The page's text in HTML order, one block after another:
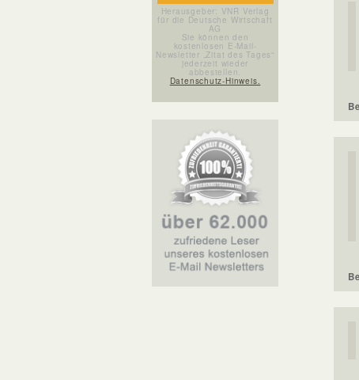
Herausgeber: VNR Verlag
für die Deutsche Wirtschaft
AG
Sie können den
kostenlosen E-Mail-
Newsletter „Zitat des Tages“
jederzeit wieder
abbestellen.
Datenschutz-Hinweis.